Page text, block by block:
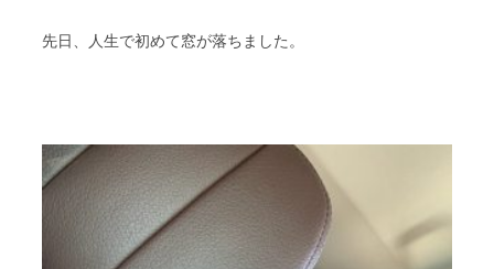
先日、人生で初めて窓が落ちました。